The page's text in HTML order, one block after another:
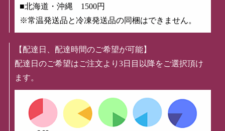
■北海道・沖縄 1500円
※常温発送品と冷凍発送品の同梱はできません。
【配達日、配達時間のご希望が可能】
配達日のご希望はご注文より3日目以降をご選択頂け
ます。